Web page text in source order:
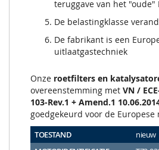
teruggave van het "oude"
De belastingklasse
De fabrikant is een
uitlaatgastechniek
Onze roetfilters en
overeenstemming met VN /
103-Rev.1 + Amend.1
goedgekeurd voor de Europese
TOESTAND
nieuw